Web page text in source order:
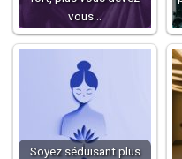
vous…
Soyez séduisant plus